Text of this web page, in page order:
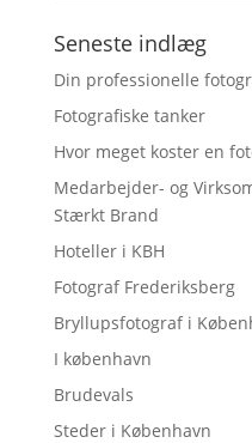
Seneste indlæg
Din professionelle
Fotografiske tanker
Hvor meget koster en
Medarbejder- og
Stærkt Brand
Hoteller i KBH
Fotograf Frederiksberg
Bryllupsfotograf i
I københavn
Brudevals
Steder i København